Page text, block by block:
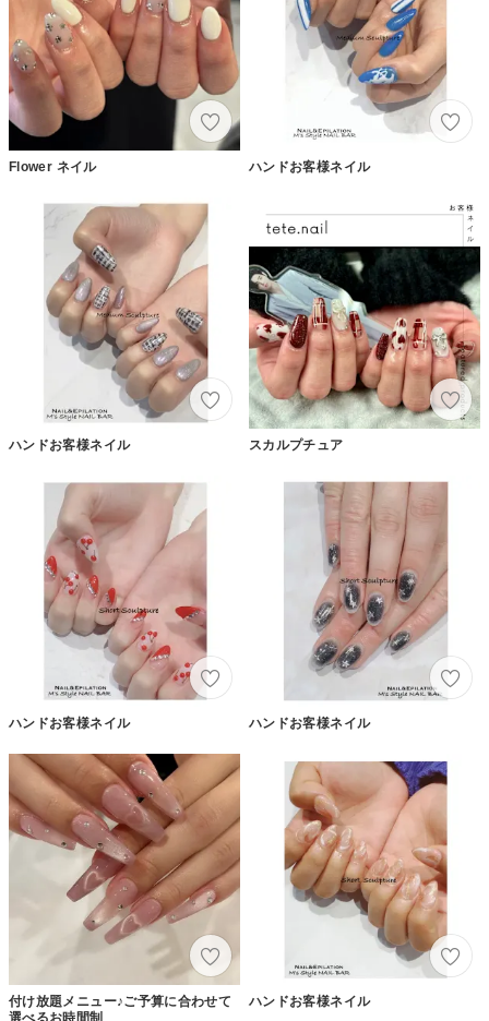
Flower ネイル ハンドお客様ネイル
ハンドお客様ネイル スカルプチュア
ハンドお客様ネイル ハンドお客様ネイル
付け放題メニュー♪ご予算に合わせて
選べるお時間制
ハンドお客様ネイル